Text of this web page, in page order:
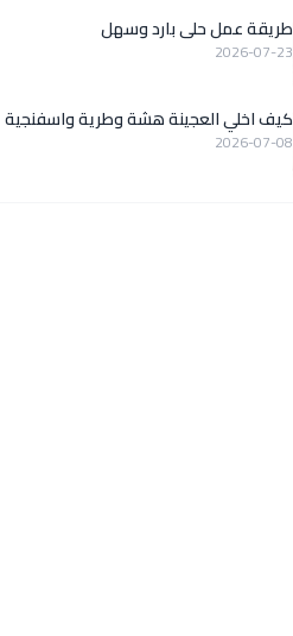
طريقة عمل حلى بارد وسهل
2026-07-23
كيف اخلي العجينة هشة وطرية واسفنجية
2026-07-08